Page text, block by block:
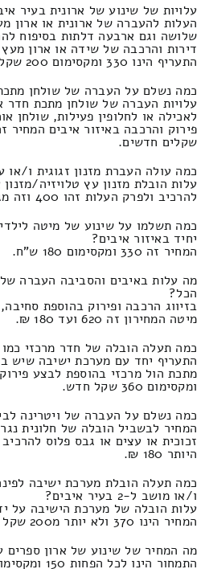
עלויות של שינוע של ארונית בעיר
שלושה וגם ארבעה דלתות בסיפוח
דירות והרכבה של שידה או ארון
התעריף הינו 330 ומקסימום 200 שקלים.
כמה נשלם על העברה של שולחן
עלויות העברה של שולחן מתכת חדר
לאכילה או לחלופין פעילות, שולחן
שקלים חדשים.
כמה עולה העברת מזנון זגוגית ו/או
עלות הובלת מזנון עץ טלויזיה/
להרכיב ולפרק העלות זהו 400 וזה מגיע עד 190 ₪.
כמה תשלמו על שינוע של מיטה
יחיד באיזור איבים?
המחיר זה 330 ומקסימום 180 ש"ח.
מה עלות באיבים והסביבה העברה
הכל?
בזיווג הרכבה ופירוק בהוספת
מיטה המחירון זה 620 ועד 180 ₪.
כמה תעלה הובלה של חדר מרכזי
התעריף יחד עם מערכת ישיבה שיש
ומקסימום 360 שקל חדש.
כמה נשלם על העברה של ויטרינה
המחיר לבשביל הובלה של חלונית
היותר 180 ₪.
כמה תעלה הובלת מערכת ישיבה
ו/או מושב ל-2 בעיר איבים?
עלות הובלה של מערכת הישיבה על
המחיר הינו 370 ולא יותר מ200 שקל חדש.
מה המחיר של שינוע של ארון ספרים